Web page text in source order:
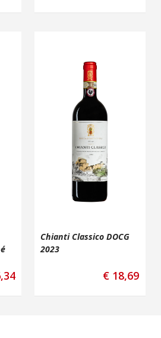
Chianti Classico DOCG
2023
€ 18,69